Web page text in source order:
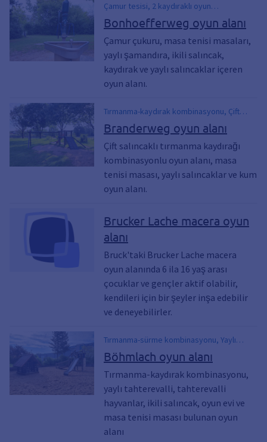
Çamur tesisi, 2 kaydıraklı oyun
kombinasyonu, Ayakta duran atlıkarınca,
Salıncaklar, Sallanan cihazlar
Bonhoefferweg oyun alanı
Çamur çukuru, masa tenisi masaları,
yaylı şamandıra, ikili salıncak,
kaydırak ve yaylı salıncaklar içeren
oyun alanı.
Tırmanma-kaydırak kombinasyonu, Çift
salıncak, Masa tenisi masası, Bahar
fedaileri, Kum oyun alanı
Branderweg oyun alanı
Çift salıncaklı tırmanma kaydırağı
kombinasyonlu oyun alanı, masa
tenisi masası, yaylı salıncaklar ve kum
oyun alanı.
Brucker Lache macera oyun
alanı
Bruck'taki Brucker Lache macera
oyun alanında 6 ila 16 yaş arası
çocuklar ve gençler aktif olabilir,
kendileri için bir şeyler inşa edebilir
ve deneyebilirler.
Tırmanma-sürme kombinasyonu, Yaylı
salıncaklar, Tahterevalli hayvanları, Çift
salıncak, Oyunevi, ping pong masası
Böhmlach oyun alanı
Tırmanma-kaydırak kombinasyonu,
yaylı tahterevalli, tahterevalli
hayvanlar, ikili salıncak, oyun evi ve
masa tenisi masası bulunan oyun
alanı